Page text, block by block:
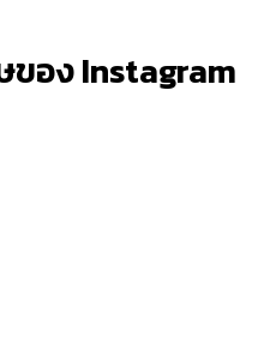
ของ Instagram